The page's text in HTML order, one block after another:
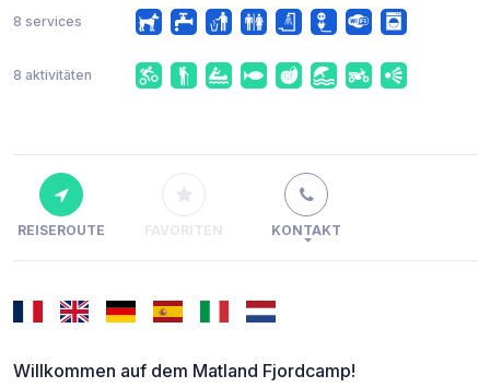
8 services
8 aktivitäten
REISEROUTE FAVORITEN KONTAKT
Willkommen auf dem Matland Fjordcamp!